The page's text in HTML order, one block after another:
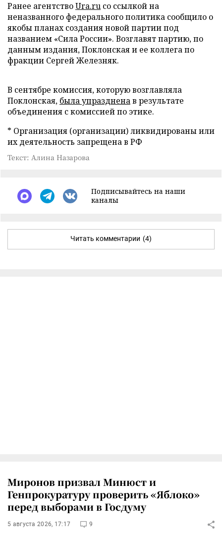
Ранее агентствоUra.ru со ссылкой на
неназванного федерального политика сообщило о
якобы планах создания новой партии под
названием «Сила России». Возглавят партию, по
данным издания, Поклонская и ее коллега по
фракции Сергей Железняк.
В сентябре комиссия, которую возглавляла
Поклонская, была упраздненав результате
объединения с комиссией по этике.
* Организация (организации) ликвидированы или
их деятельность запрещена в РФ
Текст: Алина Назарова
Подписывайтесь на наши
каналы
Читать комментарии (4)
Миронов призвал Минюст и
Генпрокуратуру проверить «Яблоко»
перед выборами в Госдуму
5 августа 2026, 17:17 9